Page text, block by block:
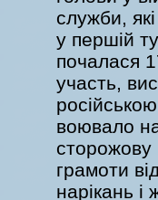
служби,
у першій
почалася
участь,
воювало
сторожову
грамоти
нарікань